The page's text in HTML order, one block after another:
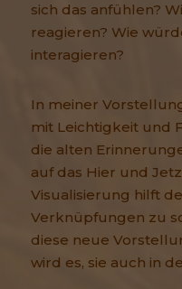
sich das anfühlen?
reagieren? Wie
interagieren?
In meiner
mit Leichtigkeit und
die alten
auf das Hier und
Visualisierung hilft
Verknüpfungen zu
diese neue
wird es, sie auch in